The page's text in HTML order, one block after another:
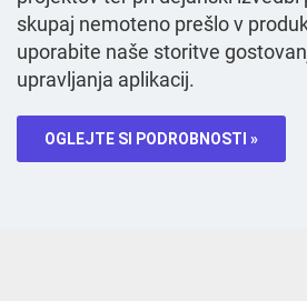
skupaj nemoteno prešlo v
uporabite naše storitve
upravljanja aplikacij.
OGLEJTE SI PODROBNOSTI »